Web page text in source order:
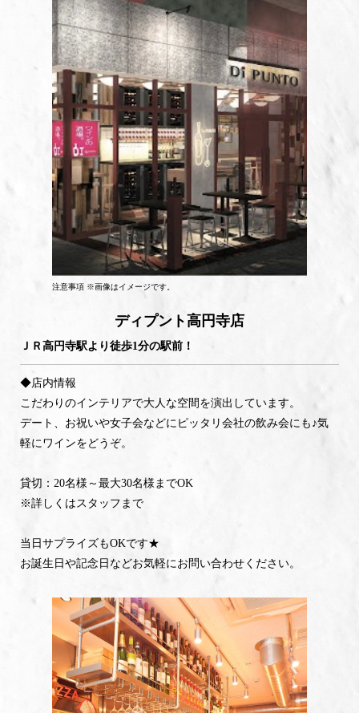
注意事項 ※画像はイメージです。
ディプント高円寺店
ＪＲ高円寺駅より徒歩1分の駅前！
◆店内情報
こだわりのインテリアで大人な空間を演出しています。
デート、お祝いや女子会などにピッタリ会社の飲み会にも♪気
軽にワインをどうぞ。
貸切：20名様～最大30名様までOK
※詳しくはスタッフまで
当日サプライズもOKです★
お誕生日や記念日などお気軽にお問い合わせください。